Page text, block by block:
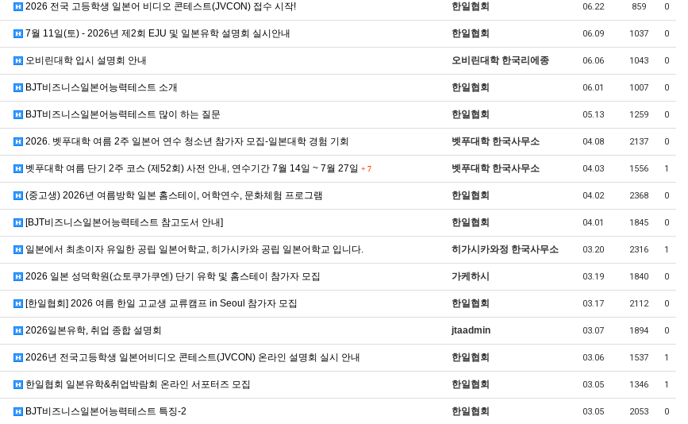
2026 전국 고등학생 일본어 비디오 콘테스트(JVCON) 접수 시작! 한일협회 06.22 859 0
7월 11일(토) - 2026년 제2회 EJU 및 일본유학 설명회 실시안내 한일협회 06.09 1037 0
오비린대학 입시 설명회 안내 오비린대학 한국리에종 06.06 1043 0
BJT비즈니스일본어능력테스트 소개 한일협회 06.01 1007 0
BJT비즈니스일본어능력테스트 많이 하는 질문 한일협회 05.13 1259 0
2026. 벳푸대학 여름 2주 일본어 연수 청소년 참가자 모집-일본대학 경험 기회 벳푸대학 한국사무소 04.08 2137 0
벳푸대학 여름 단기 2주 코스 (제52회) 사전 안내, 연수기간 7월 14일 ~ 7월 27일 + 7 벳푸대학 한국사무소 04.03 1556 1
(중고생) 2026년 여름방학 일본 홈스테이, 어학연수, 문화체험 프로그램 한일협회 04.02 2368 0
[BJT비즈니스일본어능력테스트 참고도서 안내] 한일협회 04.01 1845 0
일본에서 최초이자 유일한 공립 일본어학교, 히가시카와 공립 일본어학교 입니다. 히가시카와정 한국사무소 03.20 2316 1
2026 일본 성덕학원(쇼토쿠가쿠엔) 단기 유학 및 홈스테이 참가자 모집 가케하시 03.19 1840 0
[한일협회] 2026 여름 한일 고교생 교류캠프 in Seoul 참가자 모집 한일협회 03.17 2112 0
2026일본유학, 취업 종합 설명회 jtaadmin 03.07 1894 0
2026년 전국고등학생 일본어비디오 콘테스트(JVCON) 온라인 설명회 실시 안내 한일협회 03.06 1537 1
한일협회 일본유학&취업박람회 온라인 서포터즈 모집 한일협회 03.05 1346 1
BJT비즈니스일본어능력테스트 특징-2 한일협회 03.05 2053 0